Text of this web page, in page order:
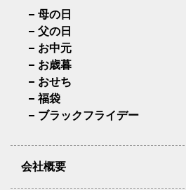
母の日
父の日
お中元
お歳暮
おせち
福袋
ブラックフライデー
会社概要